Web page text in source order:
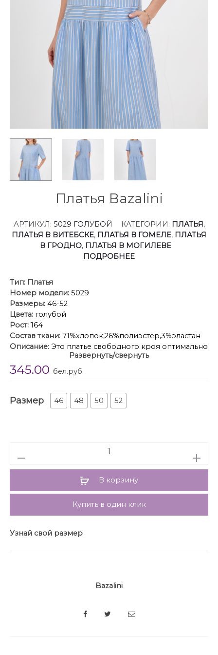
Платья Bazalini
АРТИКУЛ: 5029 ГОЛУБОЙ КАТЕГОРИИ: ПЛАТЬЯ ,
ПЛАТЬЯ В ВИТЕБСКЕ, ПЛАТЬЯ В ГОМЕЛЕ, ПЛАТЬЯ
В ГРОДНО, ПЛАТЬЯ В МОГИЛЕВЕ
ПОДРОБНЕЕ
Тип: Платья
Номер модели: 5029
Размеры: 46-52
Цвета: голубой
Рост: 164
Состав ткани: 71%хлопок,26%полиэстер,3%эластан
Описание: Это платье свободного кроя оптимально
подойдет для создания комфортных и стильных
кэжуал образов. Материал с высоким содержанием
щелевидной застёжкой по спинке на навесную
петлю и потайную пуговицу, со спущенной линией
карманами в боковых швах. Акцентным решением
стала игра полоски, добавляющая модели больше
динамики. Длина позволяет носить платье с обувью
как на каблуке, так и на плоском ходу.
Развернуть/свернуть
345.00 бел.руб.
Размер 46 48 50 52
В корзину
Купить в один клик
Узнай свой размер
Bazalini
SHARE